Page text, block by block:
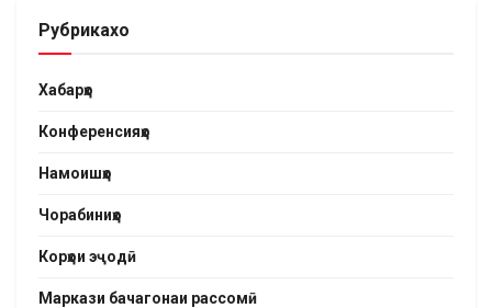
Рубрикахо
Хабарҳо
Конференсияҳо
Намоишҳо
Чорабиниҳо
Корҳои эҷодӣ
Маркази бачагонаи рассомӣ